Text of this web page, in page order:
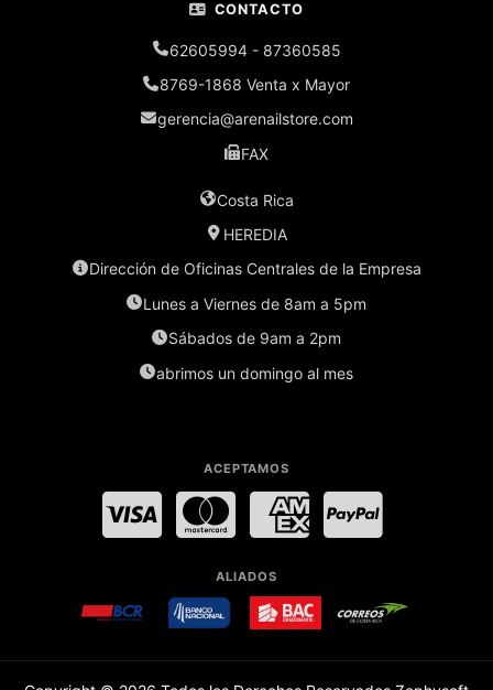
CONTACTO
62605994 - 87360585
8769-1868 Venta x Mayor
gerencia@arenailstore.com
FAX
Costa Rica
HEREDIA
Dirección de Oficinas Centrales de la Empresa
Lunes a Viernes de 8am a 5pm
Sábados de 9am a 2pm
abrimos un domingo al mes
ACEPTAMOS
Visa MasterCardAmerican Express
ALIADOS